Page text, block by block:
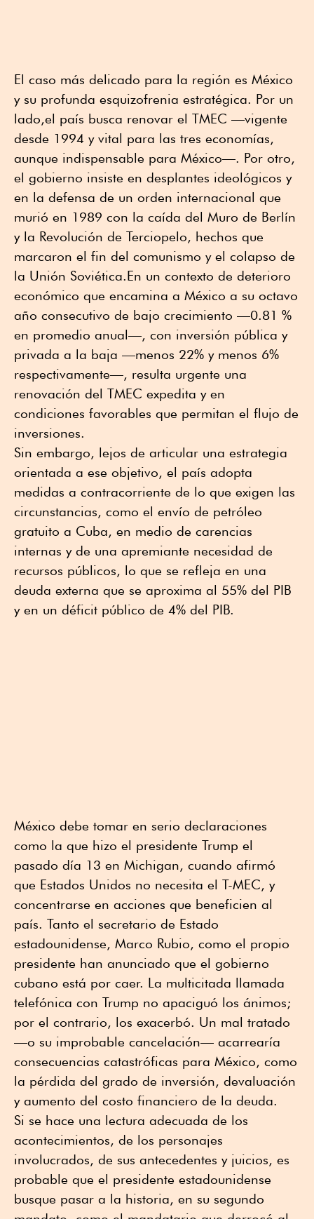
El caso más delicado para la región es México
y su profunda esquizofrenia estratégica. Por un
lado,el país busca renovar el TMEC —vigente
desde 1994 y vital para las tres economías,
aunque indispensable para México—. Por otro,
el gobierno insiste en desplantes ideológicos y
en la defensa de un orden internacional que
murió en 1989 con la caída del Muro de Berlín
y la Revolución de Terciopelo, hechos que
marcaron el fin del comunismo y el colapso de
la Unión Soviética.En un contexto de deterioro
económico que encamina a México a su octavo
año consecutivo de bajo crecimiento —0.81 %
en promedio anual—, con inversión pública y
privada a la baja —menos 22% y menos 6%
respectivamente—, resulta urgente una
renovación del TMEC expedita y en
condiciones favorables que permitan el flujo de
inversiones.
Sin embargo, lejos de articular una estrategia
orientada a ese objetivo, el país adopta
medidas a contracorriente de lo que exigen las
circunstancias, como el envío de petróleo
gratuito a Cuba, en medio de carencias
internas y de una apremiante necesidad de
recursos públicos, lo que se refleja en una
deuda externa que se aproxima al 55% del PIB
y en un déficit público de 4% del PIB.
México debe tomar en serio declaraciones
como la que hizo el presidente Trump el
pasado día 13 en Michigan, cuando afirmó
que Estados Unidos no necesita el T-MEC, y
concentrarse en acciones que beneficien al
país. Tanto el secretario de Estado
estadounidense, Marco Rubio, como el propio
presidente han anunciado que el gobierno
cubano está por caer. La multicitada llamada
telefónica con Trump no apaciguó los ánimos;
por el contrario, los exacerbó. Un mal tratado
—o su improbable cancelación— acarrearía
consecuencias catastróficas para México, como
la pérdida del grado de inversión, devaluación
y aumento del costo financiero de la deuda.
Si se hace una lectura adecuada de los
acontecimientos, de los personajes
involucrados, de sus antecedentes y juicios, es
probable que el presidente estadounidense
busque pasar a la historia, en su segundo